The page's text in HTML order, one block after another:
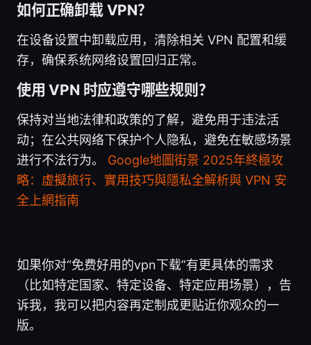
如何正确卸载 VPN？
在设备设置中卸载应用，清除相关 VPN 配置和缓
存，确保系统网络设置回归正常。
使用 VPN 时应遵守哪些规则？
保持对当地法律和政策的了解，避免用于违法活
动；在公共网络下保护个人隐私，避免在敏感场景
进行不法行为。 Google地圖街景 2025年終極攻
略：虛擬旅行、實用技巧與隱私全解析與 VPN 安
全上網指南
如果你对“免费好用的vpn下载”有更具体的需求
（比如特定国家、特定设备、特定应用场景），告
诉我，我可以把内容再定制成更贴近你观众的一
版。